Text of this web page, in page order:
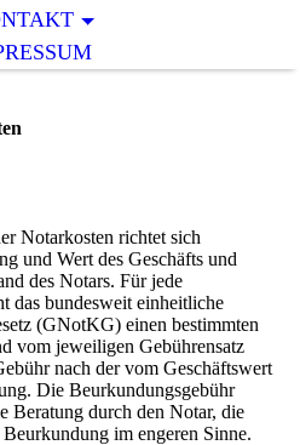
Notarkosten richtet sich
und Wert des Geschäfts und
des Notars. Für jede
das bundesweit einheitliche
(GNotKG) einen bestimmten
vom jeweiligen Gebührensatz
nach der vom Geschäftswert
Die Beurkundungsgebühr
Beratung durch den Notar, die
im engeren Sinne.